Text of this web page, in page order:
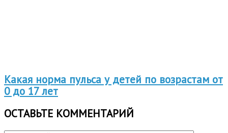
Какая норма пульса у детей по возрастам от
0 до 17 лет
ОСТАВЬТЕ КОММЕНТАРИЙ